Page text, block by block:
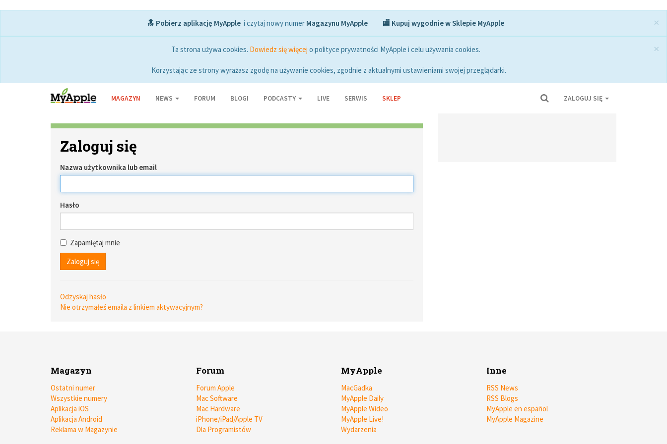
×
🔝 Pobierz aplikację MyApple i czytaj nowy numer Magazynu MyApple 🏬 Kupuj wygodnie w Sklepie MyApple
×
Ta strona używa cookies. Dowiedz się więcej o polityce prywatności MyApple i celu używania cookies.
Korzystając ze strony wyrażasz zgodę na używanie cookies, zgodnie z aktualnymi ustawieniami swojej przeglądarki.
MAGAZYN NEWS FORUM BLOGI PODCASTY LIVE SERWIS SKLEP ZALOGUJ SIĘ
Zaloguj się
Nazwa użytkownika lub email
Hasło
Zapamiętaj mnie
Odzyskaj hasło
Nie otrzymałeś emaila z linkiem aktywacyjnym?
Magazyn
Ostatni numer
Wszystkie numery
Aplikacja iOS
Aplikacja Android
Reklama w Magazynie
Forum
Forum Apple
Mac Software
Mac Hardware
iPhone/iPad/Apple TV
Dla Programistów
MyApple
MacGadka
MyApple Daily
MyApple Wideo
MyApple Live!
Wydarzenia
Inne
RSS News
RSS Blogs
MyApple en español
MyApple Magazine